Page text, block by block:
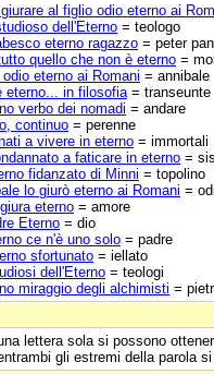
al figlio odio eterno ai
dell'Eterno = teologo
eterno ragazzo = peter pan
quello che non è eterno =
eterno ai Romani = annibale
eterno... in filosofia = transeunte
verbo dei nomadi = andare
continuo = perenne
a vivere in eterno = immortali
a faticare in eterno =
fidanzato di Minni = topolino
lo giurò eterno ai Romani =
eterno = amore
Eterno = dio
ce n'è uno solo = padre
sfortunato = iellato
dell'Eterno = teologi
miraggio degli alchimisti =
lettera sola si possono
gli estremi della parola